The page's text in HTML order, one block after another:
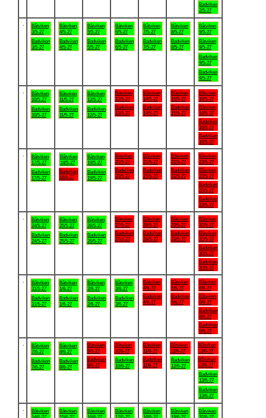
Badviken
2/5-27
Båtviken
3/5-27
Badviken
3/5-27
Båtviken
4/5-27
Badviken
4/5-27
Båtviken
5/5-27
Badviken
5/5-27
Båtviken
6/5-27
Badviken
6/5-27
Båtviken
7/5-27
Badviken
7/5-27
Båtviken
8/5-27
Badviken
8/5-27
Båtviken
9/5-27
Båtviken
9/5-27
Badviken
9/5-27
Badviken
9/5-27
Båtviken
10/5-27
Badviken
10/5-27
Båtviken
11/5-27
Badviken
11/5-27
Båtviken
12/5-27
Badviken
12/5-27
Båtviken
13/5-27
Badviken
13/5-27
Båtviken
14/5-27
Badviken
14/5-27
Båtviken
15/5-27
Badviken
15/5-27
Båtviken
16/5-27
Båtviken
16/5-27
Badviken
16/5-27
Badviken
16/5-27
Båtviken
17/5-27
Badviken
17/5-27
Båtviken
18/5-27
Badviken
18/5-27
Båtviken
19/5-27
Badviken
19/5-27
Båtviken
20/5-27
Badviken
20/5-27
Båtviken
21/5-27
Badviken
21/5-27
Båtviken
22/5-27
Badviken
22/5-27
Båtviken
23/5-27
Båtviken
23/5-27
Badviken
23/5-27
Badviken
23/5-27
Båtviken
24/5-27
Badviken
24/5-27
Båtviken
25/5-27
Badviken
25/5-27
Båtviken
26/5-27
Badviken
26/5-27
Båtviken
27/5-27
Badviken
27/5-27
Båtviken
28/5-27
Badviken
28/5-27
Båtviken
29/5-27
Badviken
29/5-27
Båtviken
30/5-27
Båtviken
30/5-27
Badviken
30/5-27
Badviken
30/5-27
Båtviken
31/5-27
Badviken
31/5-27
Båtviken
1/6-27
Badviken
1/6-27
Båtviken
2/6-27
Badviken
2/6-27
Båtviken
3/6-27
Badviken
3/6-27
Båtviken
4/6-27
Badviken
4/6-27
Båtviken
5/6-27
Badviken
5/6-27
Båtviken
6/6-27
Båtviken
6/6-27
Badviken
6/6-27
Badviken
6/6-27
Båtviken
7/6-27
Badviken
7/6-27
Båtviken
8/6-27
Badviken
8/6-27
Båtviken
9/6-27
Badviken
9/6-27
Båtviken
10/6-27
Badviken
10/6-27
Båtviken
11/6-27
Badviken
11/6-27
Båtviken
12/6-27
Badviken
12/6-27
Båtviken
13/6-27
Båtviken
13/6-27
Badviken
13/6-27
Badviken
13/6-27
Båtviken
14/6-27
Båtviken
15/6-27
Båtviken
16/6-27
Båtviken
17/6-27
Båtviken
18/6-27
Båtviken
19/6-27
Båtviken
20/6-27